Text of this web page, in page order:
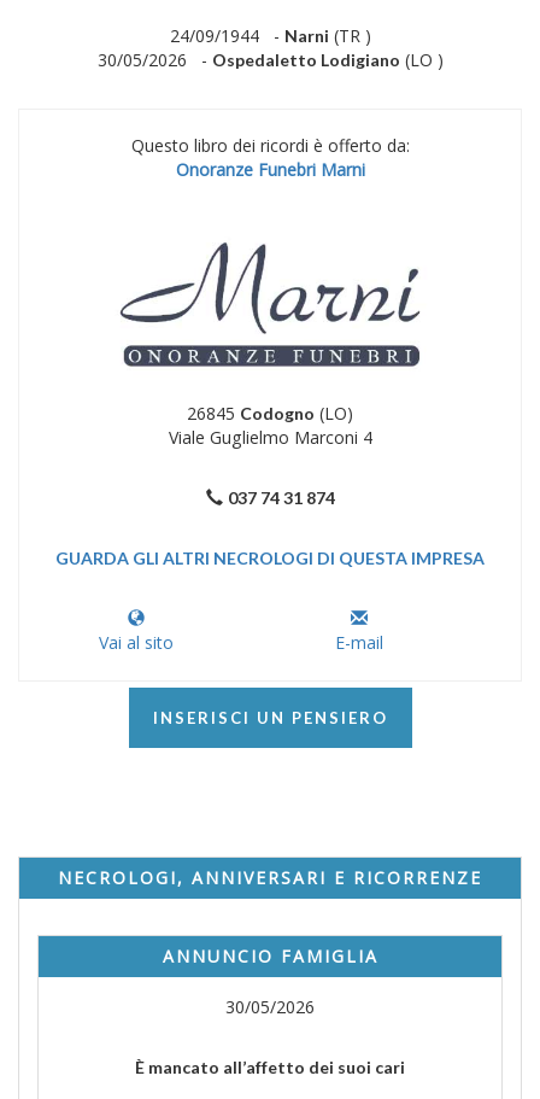
24/09/1944 - Narni (TR )
30/05/2026 - Ospedaletto Lodigiano (LO )
Questo libro dei ricordi è offerto da:
Onoranze Funebri Marni
26845 Codogno (LO)
Viale Guglielmo Marconi 4
037 74 31 874
GUARDA GLI ALTRI NECROLOGI DI QUESTA IMPRESA
Vai al sito E-mail
INSERISCI UN PENSIERO
NECROLOGI, ANNIVERSARI E RICORRENZE
ANNUNCIO FAMIGLIA
30/05/2026
È mancato all’affetto dei suoi cari